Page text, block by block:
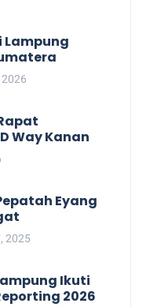
Lampung
Way Kanan
Eyang
2025
Ikuti
2026